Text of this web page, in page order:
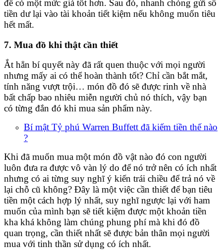
để có một mức giá tốt hơn. Sau đó, nhanh chóng gửi số
tiền dư lại vào tài khoản tiết kiệm nếu không muốn tiêu
hết mất.
7. Mua đồ khi thật cần thiết
Ắt hẳn bí quyết này đã rất quen thuộc với mọi người
nhưng mấy ai có thể hoàn thành tốt? Chỉ cần bắt mắt,
tính năng vượt trội… món đồ đó sẽ được rinh về nhà
bất chấp bao nhiêu miễn người chủ nó thích, vậy bạn
có từng đắn đó khi mua sản phẩm này.
Bí mật Tỷ phú Warren Buffett đã kiếm tiền thế nào
?
Khi đã muốn mua một món đồ vật nào đó con người
luôn đưa ra được vô vàn lý do để nó trở nên có ích nhất
nhưng có ai từng suy nghĩ ý kiến trái chiều để trả nó về
lại chỗ cũ không? Đây là một việc cần thiết để bạn tiêu
tiền một cách hợp lý nhất, suy nghĩ ngược lại với ham
muốn của mình bạn sẽ tiết kiệm được một khoản tiền
kha khá không làm chúng phung phí mà khi đó đồ
quan trọng, cần thiết nhất sẽ được bản thân mọi người
mua với tinh thần sử dụng có ích nhất.